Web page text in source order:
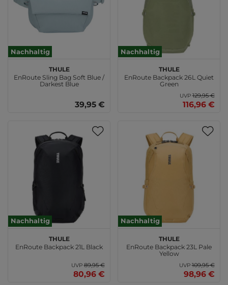
Nachhaltig
THULE
EnRoute Sling Bag Soft Blue /
Darkest Blue
39,95 €
Nachhaltig
THULE
EnRoute Backpack 26L Quiet
Green
UVP129,95 €
116,96 €
Nachhaltig
THULE
EnRoute Backpack 21L Black
UVP89,95 €
80,96 €
Nachhaltig
THULE
EnRoute Backpack 23L Pale
Yellow
UVP109,95 €
98,96 €